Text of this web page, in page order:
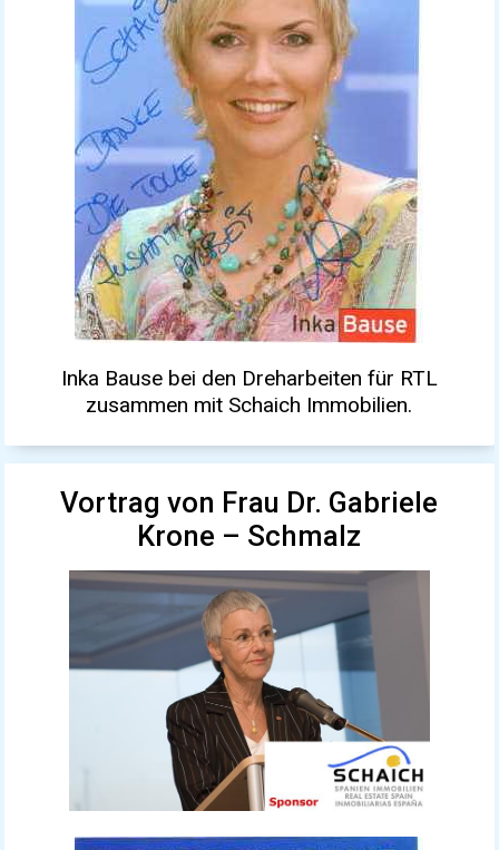
Inka Bause bei den Dreharbeiten für RTL
zusammen mit Schaich Immobilien.
Vortrag von Frau Dr. Gabriele
Krone – Schmalz